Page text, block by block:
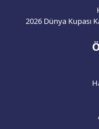
2026 Dünya Kupası